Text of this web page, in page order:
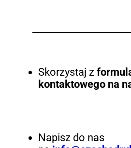
Skorzystaj z
kontaktowego na
Napisz do nas